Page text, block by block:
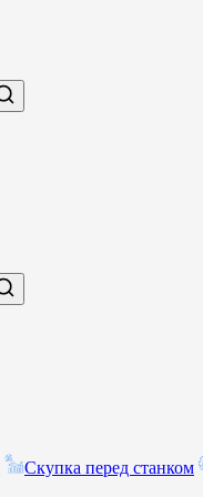
Скупка перед станком